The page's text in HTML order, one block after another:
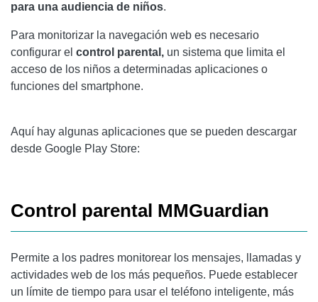
para una audiencia de niños.
Para monitorizar la navegación web es necesario
configurar el control parental, un sistema que limita el
acceso de los niños a determinadas aplicaciones o
funciones del smartphone.
Aquí hay algunas aplicaciones que se pueden descargar
desde Google Play Store:
Control parental MMGuardian
Permite a los padres monitorear los mensajes, llamadas y
actividades web de los más pequeños. Puede establecer
un límite de tiempo para usar el teléfono inteligente, más